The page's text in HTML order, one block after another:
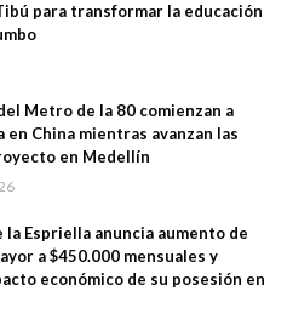
para transformar la educación
Metro de la 80 comienzan a
en China mientras avanzan las
en Medellín
la Espriella anuncia aumento de
a $450.000 mensuales y
económico de su posesión en